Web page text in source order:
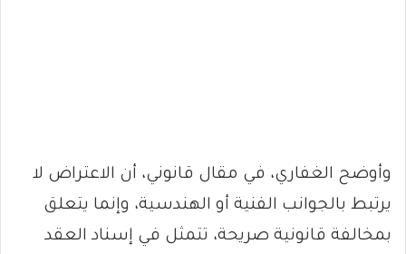
وأوضح الغفاري، في مقال قانوني، أن الاعتراض لا
يرتبط بالجوانب الفنية أو الهندسية، وإنما يتعلق
بمخالفة قانونية صريحة، تتمثل في إسناد العقد